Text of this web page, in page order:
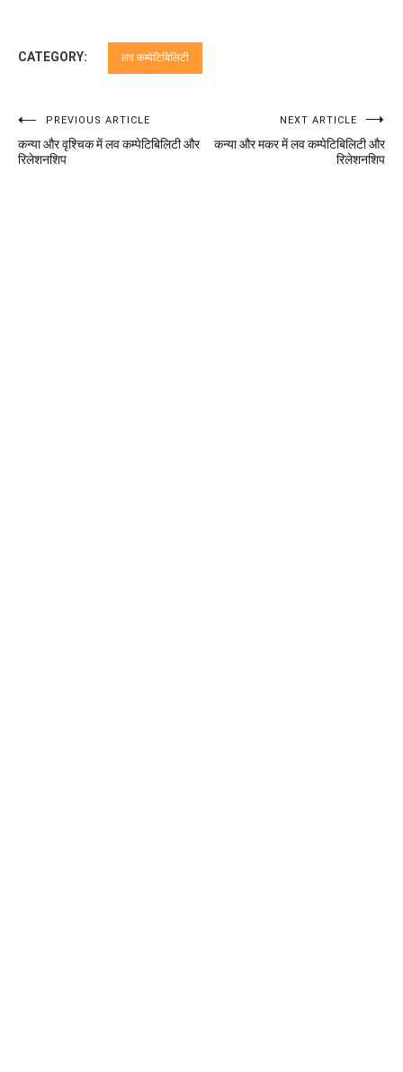
CATEGORY: लव कम्पेटिबिलिटी
Post
navigation
PREVIOUS ARTICLE
कन्या और वृश्चिक में लव कम्पेटिबिलिटी और
रिलेशनशिप
NEXT ARTICLE
कन्या और मकर में लव कम्पेटिबिलिटी और
रिलेशनशिप